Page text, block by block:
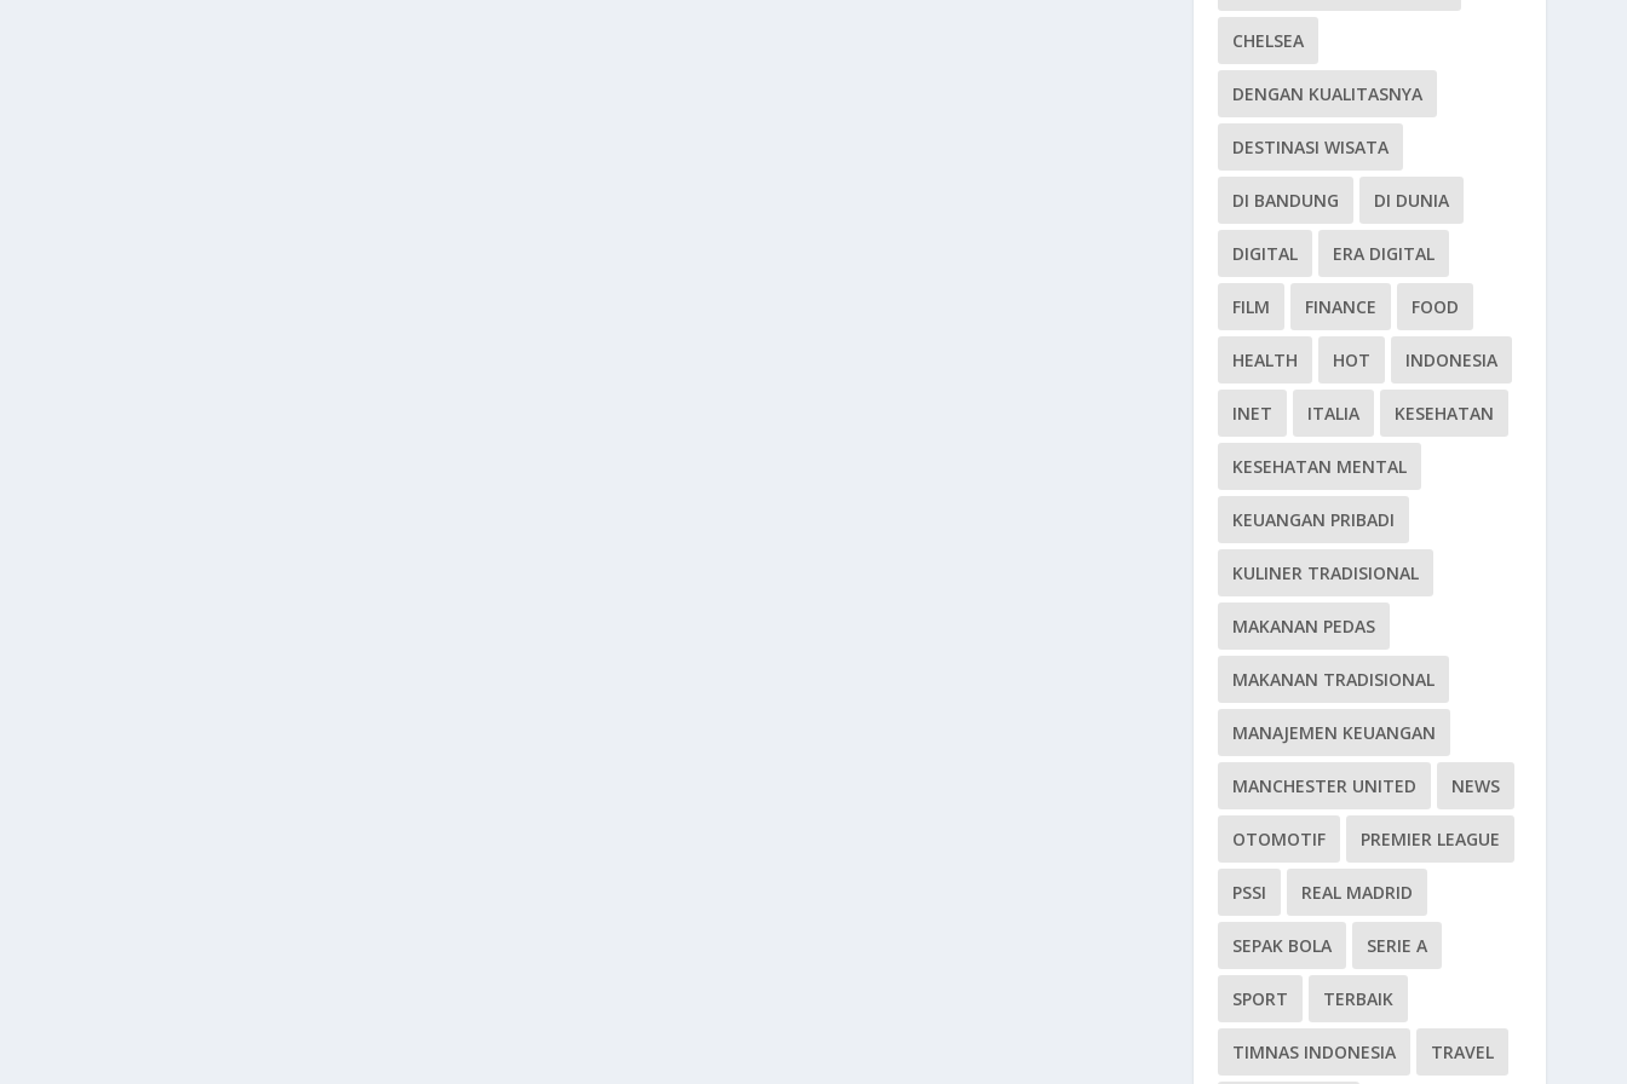
CHELSEA
DENGAN KUALITASNYA
DESTINASI WISATA
DI BANDUNG DI DUNIA
DIGITAL ERA DIGITAL
FILM FINANCE FOOD
HEALTH HOT INDONESIA
INET ITALIA KESEHATAN
KESEHATAN MENTAL
KEUANGAN PRIBADI
KULINER TRADISIONAL
MAKANAN PEDAS
MAKANAN TRADISIONAL
MANAJEMEN KEUANGAN
MANCHESTER UNITED NEWS
OTOMOTIF PREMIER LEAGUE
PSSI REAL MADRID
SEPAK BOLA SERIE A
SPORT TERBAIK
TIMNAS INDONESIA TRAVEL